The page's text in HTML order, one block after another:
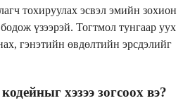
тохируулах эсвэл эмийн зохион
үзээрэй. Тогтмол тунгаар уух
гэнэтийн өвдөлтийн эрсдэлийг
хэзээ зогсоох вэ?